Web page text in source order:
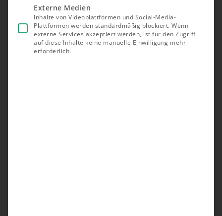
Externe Medien
Inhalte von Videoplattformen und Social-Media-
Plattformen werden standardmäßig blockiert. Wenn
externe Services akzeptiert werden, ist für den Zugriff
auf diese Inhalte keine manuelle Einwilligung mehr
erforderlich.